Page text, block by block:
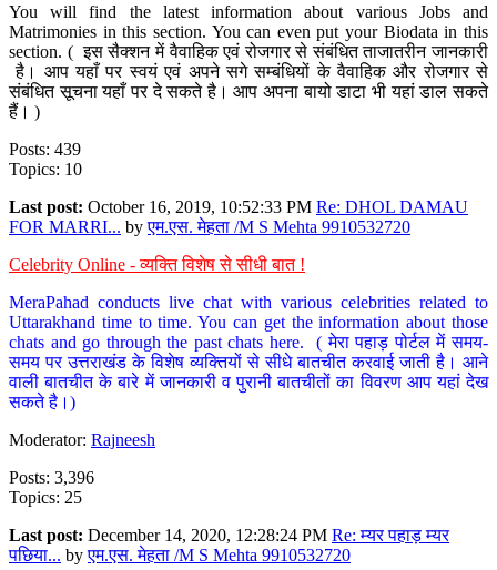
You will find the latest information about various Jobs and
Matrimonies in this section. You can even put your Biodata in this
section. ( इस सैक्शन में वैवाहिक एवं रोजगार से संबंधित ताजातरीन जानकारी
है। आप यहाँ पर स्वयं एवं अपने सगे सम्बंधियों के वैवाहिक और रोजगार से
संबंधित सूचना यहाँ पर दे सकते है। आप अपना बायो डाटा भी यहां डाल सकते
हैं। )
Posts: 439
Topics: 10
Last post: October 16, 2019, 10:52:33 PM Re: DHOL DAMAU
FOR MARRI... byएम.एस. मेहता /M S Mehta 9910532720
Celebrity Online - व्यक्ति विशेष से सीधी बात !
MeraPahad conducts live chat with various celebrities related to
Uttarakhand time to time. You can get the information about those
chats and go through the past chats here. ( मेरा पहाड़ पोर्टल में समय-
समय पर उत्तराखंड के विशेष व्यक्तियों से सीधे बातचीत करवाई जाती है। आने
वाली बातचीत के बारे में जानकारी व पुरानी बातचीतों का विवरण आप यहां देख
सकते है।)
Moderator: Rajneesh
Posts: 3,396
Topics: 25
Last post: December 14, 2020, 12:28:24 PM Re: म्यर पहाड़ म्यर
पछिया... byएम.एस. मेहता /M S Mehta 9910532720